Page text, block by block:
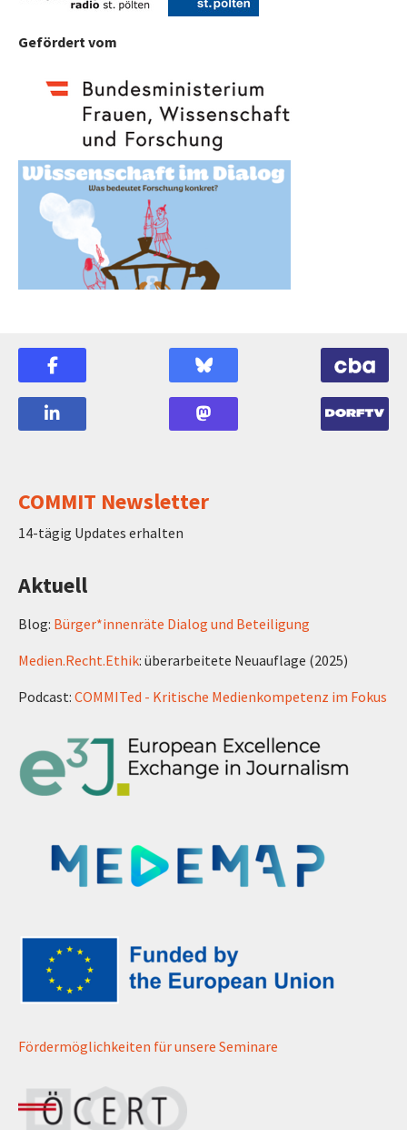
Gefördert vom
COMMIT Newsletter
14-tägig Updates erhalten
Aktuell
Blog: Bürger*innenräte Dialog und Beteiligung
Medien.Recht.Ethik: überarbeitete Neuauflage (2025)
Podcast: COMMITed - Kritische Medienkompetenz im Fokus
Fördermöglichkeiten für unsere Seminare